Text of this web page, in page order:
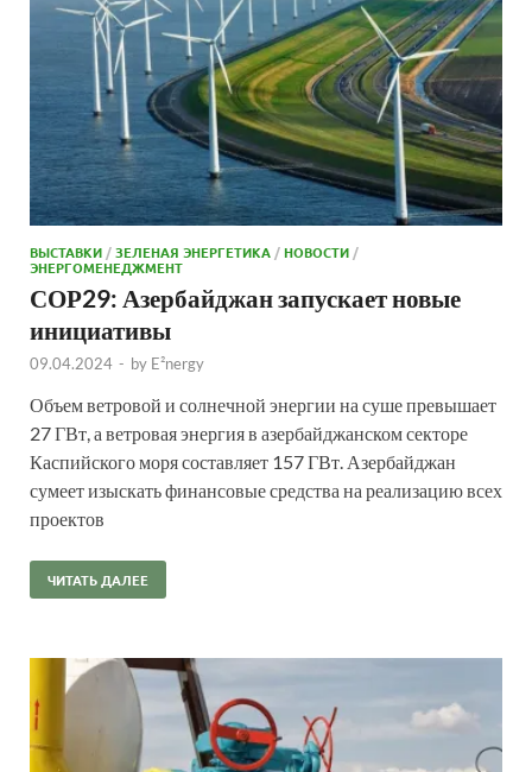
ВЫСТАВКИ/ЗЕЛЕНАЯ ЭНЕРГЕТИКА/НОВОСТИ/
ЭНЕРГОМЕНЕДЖМЕНТ
СОР29: Азербайджан запускает новые
инициативы
09.04.2024 - by E²nergy
Объем ветровой и солнечной энергии на суше превышает
27 ГВт, а ветровая энергия в азербайджанском секторе
Каспийского моря составляет 157 ГВт. Азербайджан
сумеет изыскать финансовые средства на реализацию всех
проектов
ЧИТАТЬ ДАЛЕЕ